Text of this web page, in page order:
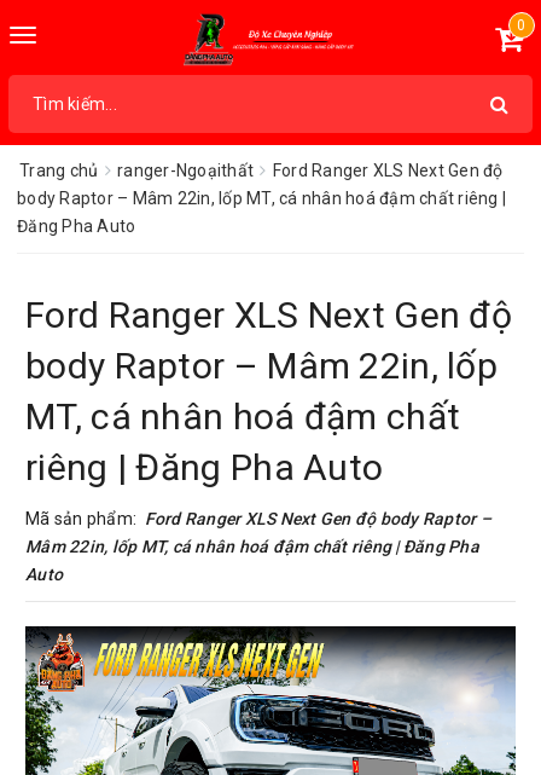
Toggle
0
Trang chủ ranger-Ngoạithất
Ford Ranger XLS Next Gen độ
body Raptor – Mâm 22in, lốp MT, cá nhân hoá đậm chất riêng |
Đăng Pha Auto
Ford Ranger XLS Next Gen độ
body Raptor – Mâm 22in, lốp
MT, cá nhân hoá đậm chất
riêng | Đăng Pha Auto
Mã sản phẩm: Ford Ranger XLS Next Gen độ body Raptor –
Mâm 22in, lốp MT, cá nhân hoá đậm chất riêng | Đăng Pha
Auto